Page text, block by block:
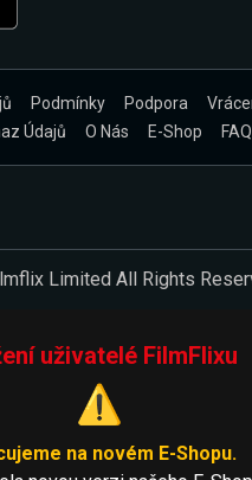
Podmínky Podpora
Údajů
O Nás E-Shop FAQ
Limited All Rights
uživatelé FilmFlixu
⚠️
na novém E-Shopu.